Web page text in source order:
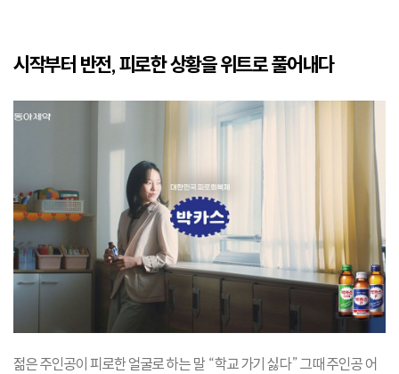
시작부터 반전, 피로한 상황을 위트로 풀어내다
젊은 주인공이 피로한 얼굴로 하는 말 “학교 가기 싫다” 그때 주인공 어